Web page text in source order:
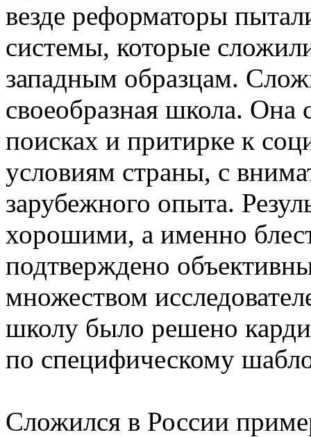
везде реформаторы
системы, которые
западным образцам.
своеобразная школа. Она
поисках и притирке к
условиям страны, с
зарубежного опыта.
хорошими, а именно
подтверждено
множеством
школу было решено
по специфическому
Сложился в России